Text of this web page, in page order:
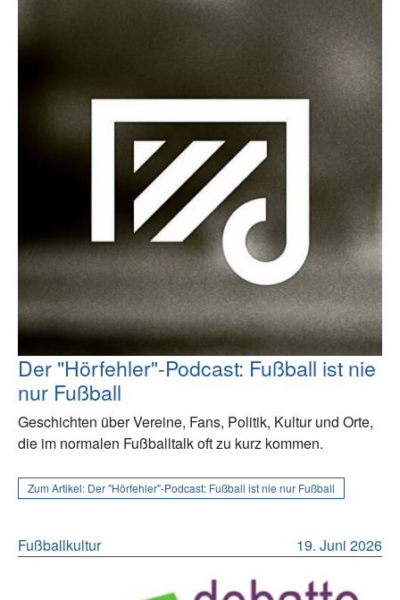
Der "Hörfehler"-Podcast: Fußball ist nie
nur Fußball
Geschichten über Vereine, Fans, Politik, Kultur und Orte,
die im normalen Fußballtalk oft zu kurz kommen.
Zum Artikel: Der "Hörfehler"-Podcast: Fußball ist nie nur Fußball
19. Juni 2026
Fußballkultur